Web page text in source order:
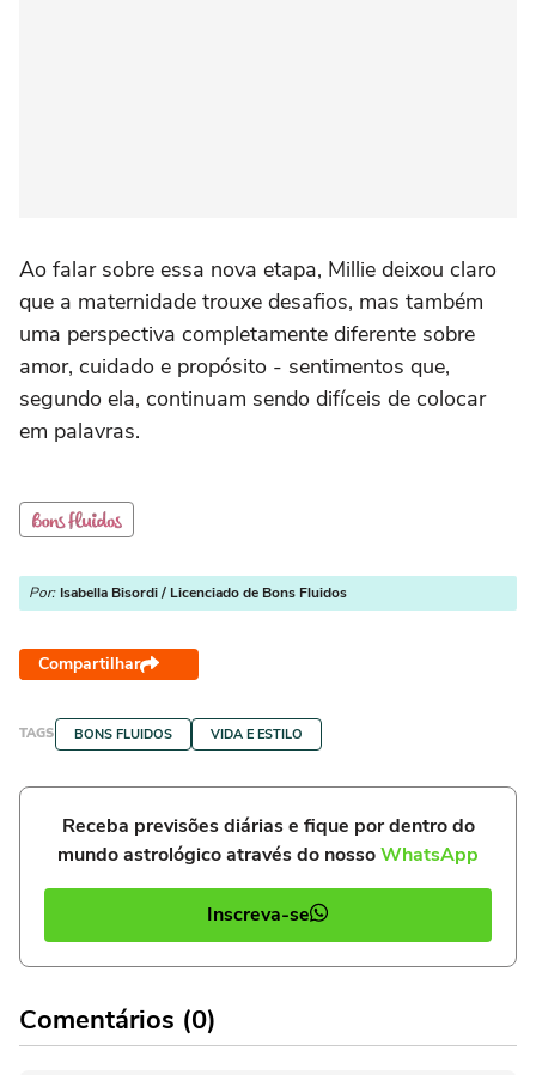
Ao falar sobre essa nova etapa, Millie deixou claro
que a maternidade trouxe desafios, mas também
uma perspectiva completamente diferente sobre
amor, cuidado e propósito - sentimentos que,
segundo ela, continuam sendo difíceis de colocar
em palavras.
Por: Isabella Bisordi / Licenciado de Bons Fluidos
Compartilhar
TAGS BONS FLUIDOS VIDA E ESTILO
Receba previsões diárias e fique por dentro do
mundo astrológico através do nossoWhatsApp
Inscreva-se
Comentários (0)